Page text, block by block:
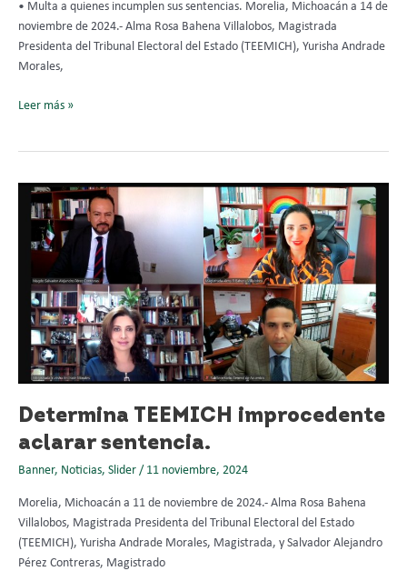
• Multa a quienes incumplen sus sentencias. Morelia, Michoacán a 14 de
noviembre de 2024.- Alma Rosa Bahena Villalobos, Magistrada
Presidenta del Tribunal Electoral del Estado (TEEMICH), Yurisha Andrade
Morales,
Leer más »
Determina TEEMICH improcedente
aclarar sentencia.
Banner, Noticias, Slider / 11 noviembre, 2024
Morelia, Michoacán a 11 de noviembre de 2024.- Alma Rosa Bahena
Villalobos, Magistrada Presidenta del Tribunal Electoral del Estado
(TEEMICH), Yurisha Andrade Morales, Magistrada, y Salvador Alejandro
Pérez Contreras, Magistrado
Determina
TEEMICH
improcedente
aclarar